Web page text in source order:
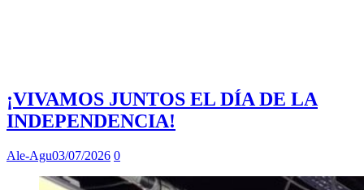
¡VIVAMOS JUNTOS EL DÍA DE LA
INDEPENDENCIA!
Ale-Agu03/07/2026 0